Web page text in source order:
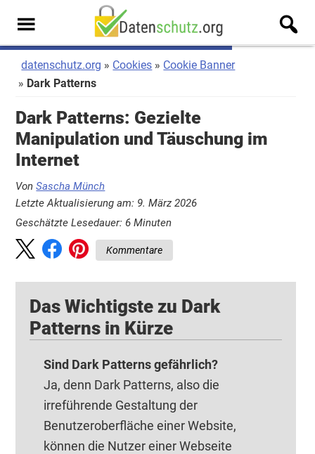
Inhalt
springen
Seitenspalte
springen
Men
datenschutz.org Cookies
Cookie Banner
Dark Patterns
Dark Patterns: Gezielte
Manipulation und Täuschung im
Internet
VonSascha Münch
Letzte Aktualisierung am: 9. März 2026
Geschätzte Lesedauer: 6 Minuten
Kommentare
Das Wichtigste zu Dark
Patterns in Kürze
Sind Dark Patterns gefährlich?
Ja, denn Dark Patterns, also die
irreführende Gestaltung der
Benutzeroberfläche einer Website,
können die Nutzer einer Webseite